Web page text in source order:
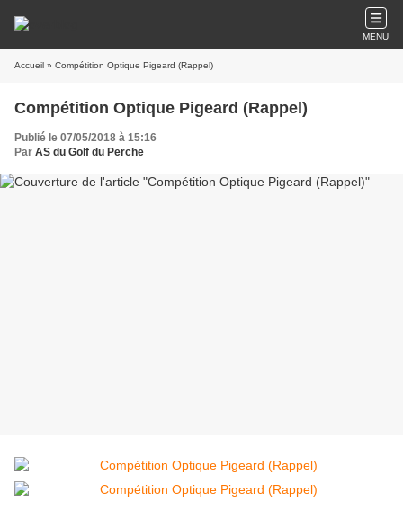
MENU
Accueil » Compétition Optique Pigeard (Rappel)
Compétition Optique Pigeard (Rappel)
Publié le 07/05/2018 à 15:16
Par AS du Golf du Perche